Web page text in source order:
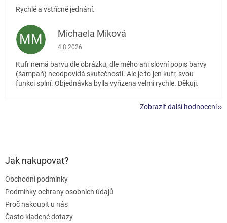
Rychlé a vstřícné jednání.
MM Michaela Miková
Hodnocení obchodu je 5 z 5 hvězdiček.
4.8.2026
Kufr nemá barvu dle obrázku, dle mého ani slovní popis barvy
(šampaň) neodpovídá skutečnosti. Ale je to jen kufr, svou
funkci splní. Objednávka bylla vyřizena velmi rychle. Děkuji.
Zobrazit další hodnocení
Jak nakupovat?
Obchodní podmínky
Podmínky ochrany osobních údajů
Proč nakoupit u nás
Často kladené dotazy